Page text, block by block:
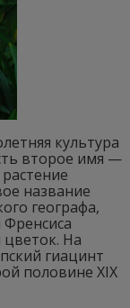
культура
второе имя —
название
географа,
Френсиса
На
гиацинт
половине XIX